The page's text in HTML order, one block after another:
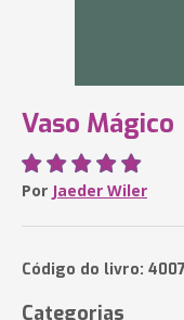
Vaso Mágico
Por Jaeder Wiler
Código do livro:
Categorias